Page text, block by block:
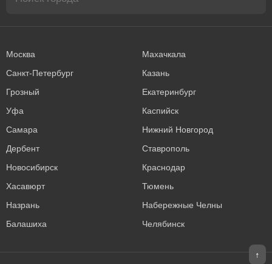
Москва
Махачкала
Санкт-Петербург
Казань
Грозный
Екатеринбург
Уфа
Каспийск
Самара
Нижний Новгород
Дербент
Ставрополь
Новосибирск
Краснодар
Хасавюрт
Тюмень
Назрань
Набережные Челны
Балашиха
Челябинск
↑